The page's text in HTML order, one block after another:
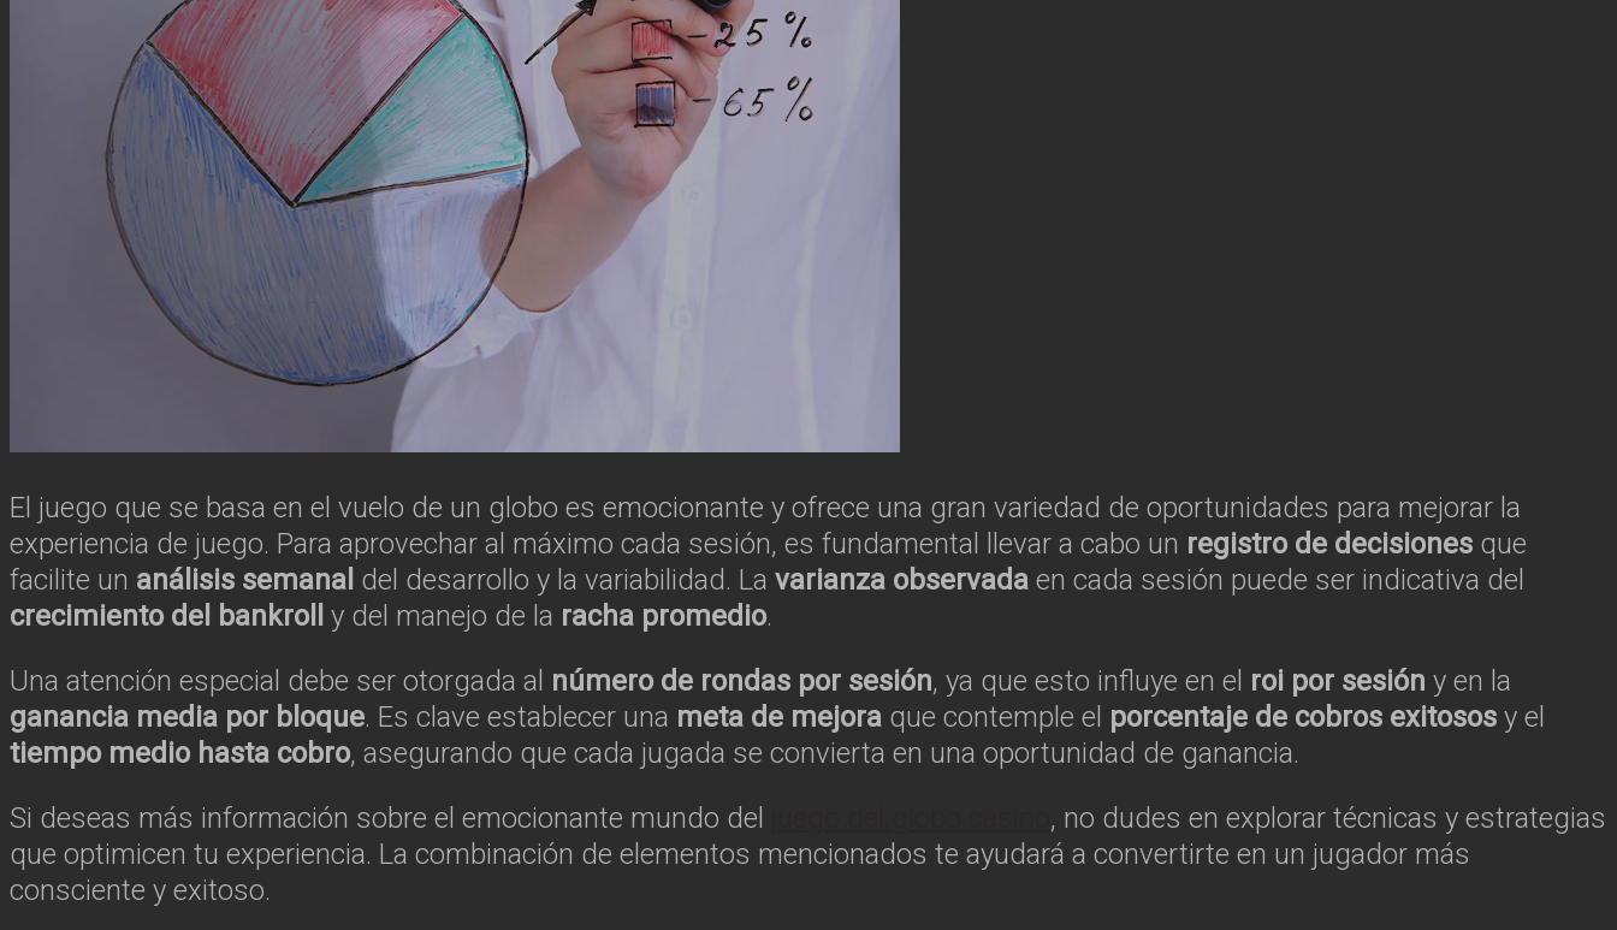
El juego que se basa en el vuelo de un globo es emocionante y ofrece una gran variedad de oportunidades para mejorar la
experiencia de juego. Para aprovechar al máximo cada sesión, es fundamental llevar a cabo un registro de decisiones que
facilite un análisis semanal del desarrollo y la variabilidad. La varianza observada en cada sesión puede ser indicativa del
crecimiento del bankroll
y del manejo de la racha promedio.
Una atención especial debe ser otorgada al número de rondas por sesión, ya que esto influye en el roi por sesión y en la
ganancia media por bloque. Es clave establecer una meta de mejora que contemple el porcentaje de cobros exitosos y el
tiempo medio hasta cobro, asegurando que cada jugada se convierta en una oportunidad de ganancia.
Si deseas más información sobre el emocionante mundo del
, no dudes en explorar técnicas y estrategias
que optimicen tu experiencia. La combinación de elementos mencionados te ayudará a convertirte en un jugador más
consciente y exitoso.